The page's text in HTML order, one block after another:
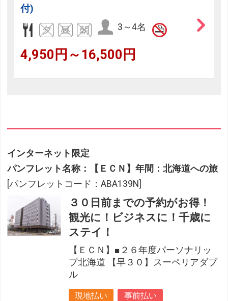
付)
3～4名
4,950円～16,500円
インターネット限定
パンフレット名称：【ＥＣＮ】年間：北海道への旅
[パンフレットコード：ABA139N]
３０日前までの予約がお得！
観光に！ビジネスに！千歳に
ステイ！
【ＥＣＮ】■２６年度パーソナリッ
プ北海道 【早３０】スーペリアダブ
ル
現地払い
事前払い